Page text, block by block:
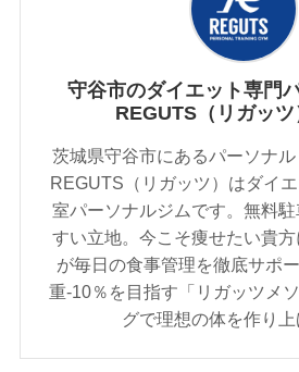
守谷市のダイエット専門
REGUTS（リガッ
茨城県守谷市にあるパーソナ
REGUTS（リガッツ）はダイ
室パーソナルジムです。無料
すい立地。今こそ痩せたい貴
が毎日の食事管理を徹底サポ
重-10％を目指す「リガッツメ
グで理想の体を作り上